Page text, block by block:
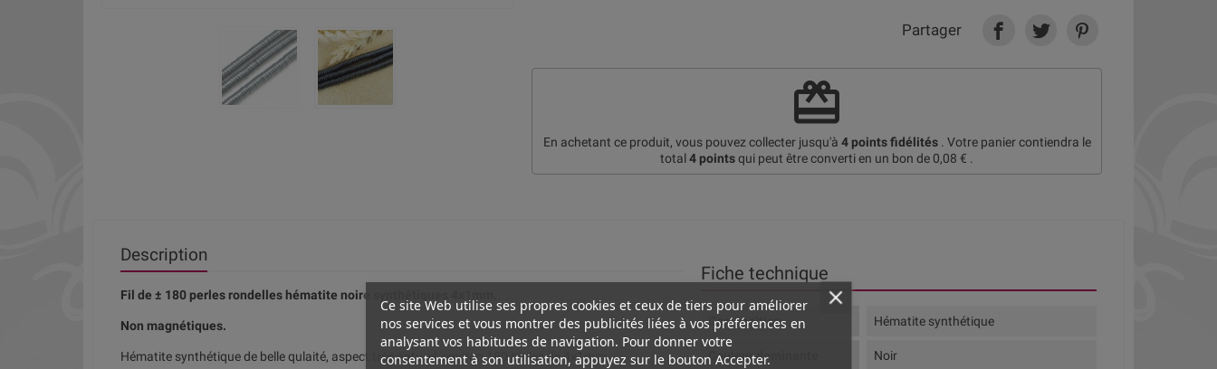
Partager
redeem
En achetant ce produit, vous pouvez collecter jusqu'à 4points fidélités. Votre panier contiendra le
total 4 pointsqui peut être converti en un bon de 0,08 € .
Description
Fil de ± 180 perles rondelles hématite noire synthétiques 4x1mm.
Non magnétiques.
Hématite synthétique de belle qulaité, aspect très naturel, environ 180 perles de 4x1mm
Fiche technique
Composition Hématite synthétique
Couleur dominante Noir
Ce site Web utilise ses propres cookies et ceux de tiers pour améliorer
nos services et vous montrer des publicités liées à vos préférences en
analysant vos habitudes de navigation. Pour donner votre
consentement à son utilisation, appuyez sur le bouton Accepter.